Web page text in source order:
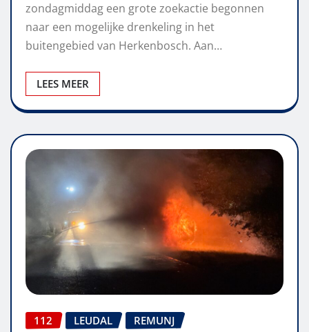
zondagmiddag een grote zoekactie begonnen
naar een mogelijke drenkeling in het
buitengebied van Herkenbosch. Aan…
LEES MEER
112 LEUDAL REMUNJ